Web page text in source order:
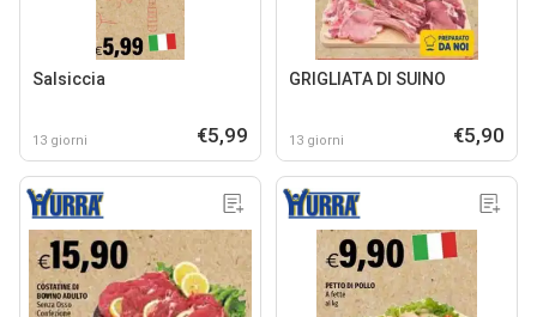
Salsiccia
13 giorni €5,99
GRIGLIATA DI SUINO
13 giorni €5,90